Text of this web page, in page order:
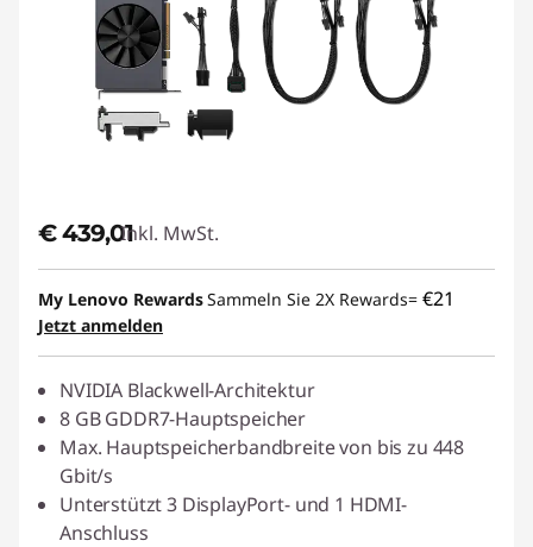
€ 439,01Inkl. MwSt.
My Lenovo RewardsSammeln Sie 2X Rewards= €21
Jetzt anmelden
NVIDIA Blackwell-Architektur
8 GB GDDR7-Hauptspeicher
Max. Hauptspeicherbandbreite von bis zu 448
Gbit/s
Unterstützt 3 DisplayPort- und 1 HDMI-
Anschluss